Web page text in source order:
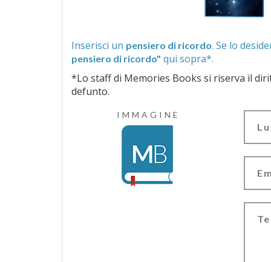
Inserisci un pensiero di ricordo
pensiero di ricordo" qui sopra*.
*Lo staff di Memories Books si riserva il diritto di
defunto.
IMMAGINE